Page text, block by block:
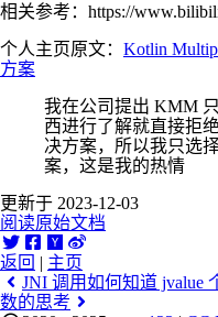
相关参考：https://
个人主页原文： Kotlin
方案
我在公司提出 KMM
西进行了解就直接拒
决方案，所以我只选
案，这是我的热情
更新于 2023-12-03
阅读原始文档
返回 | 主页
JNI 调用如何知道 jvalue
数的思考